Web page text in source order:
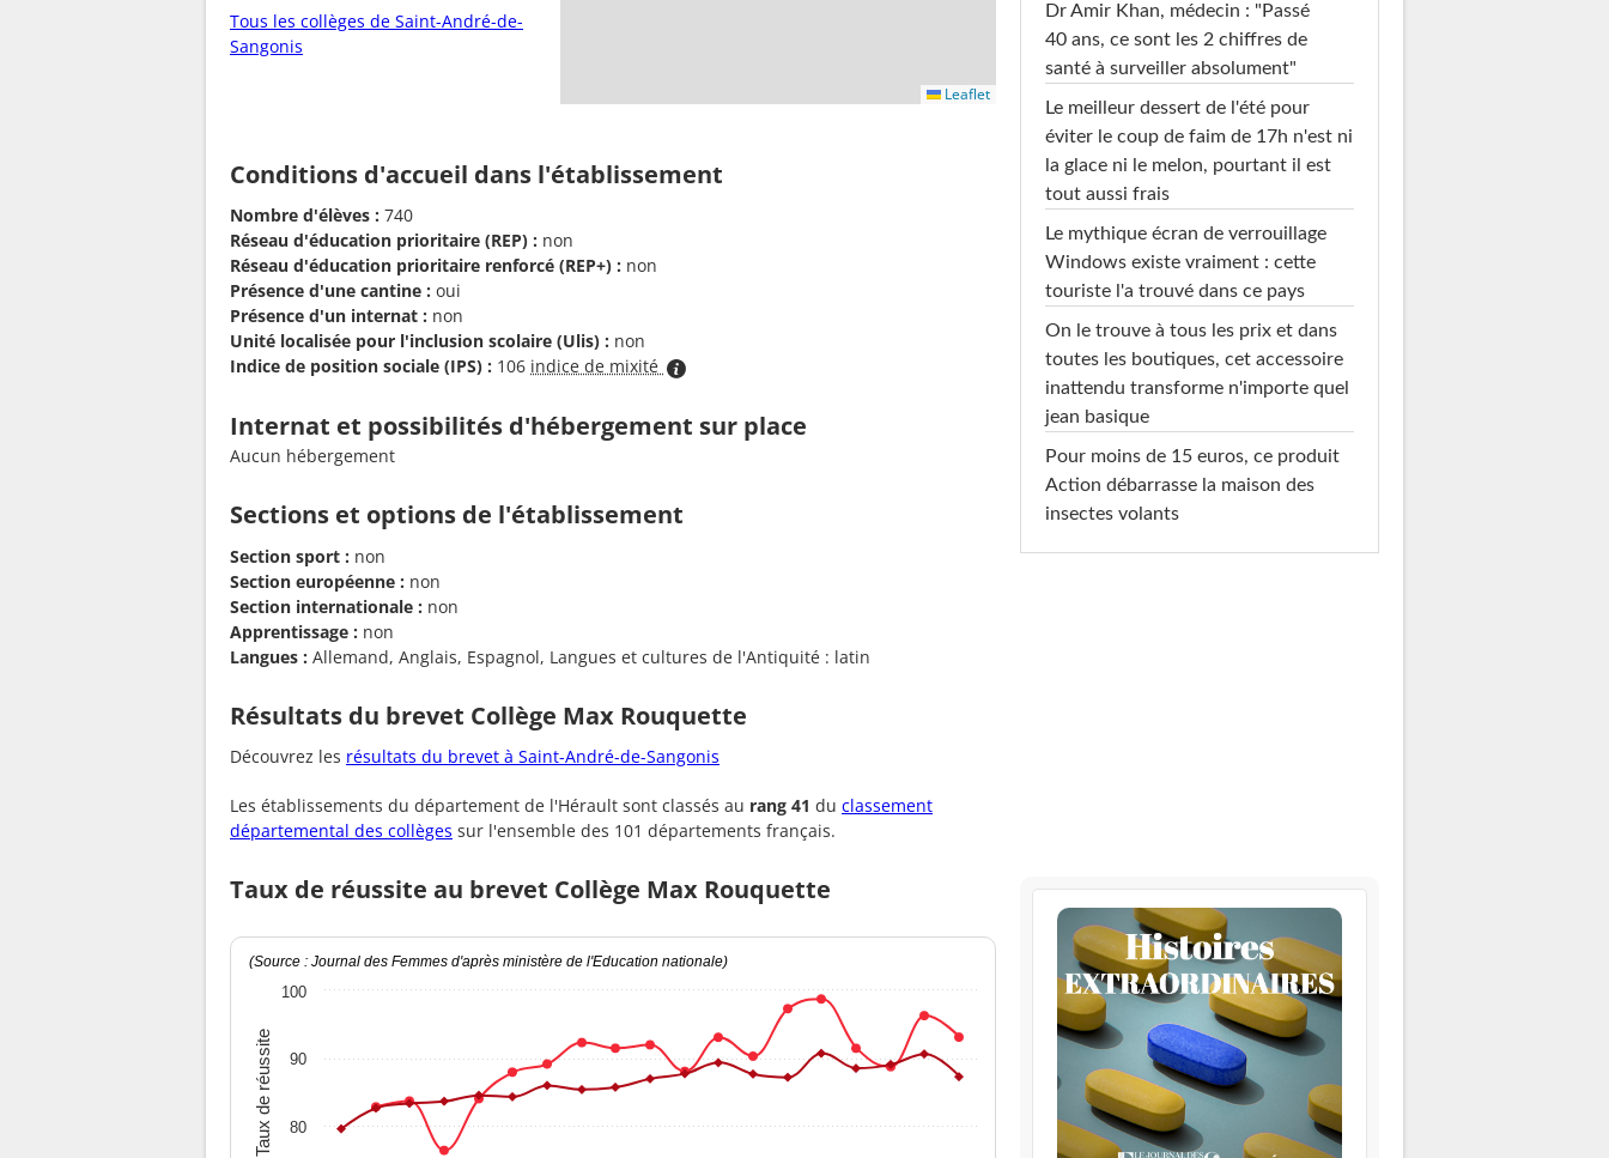
Tous les collèges de Saint-André-de-
Sangonis
Leaflet
Conditions d'accueil dans l'établissement
Nombre d'élèves : 740
Réseau d'éducation prioritaire (REP) : non
Réseau d'éducation prioritaire renforcé (REP+) : non
Présence d'une cantine : oui
Présence d'un internat : non
Unité localisée pour l'inclusion scolaire (Ulis) : non
Indice de position sociale (IPS) : 106 indice de mixité
Internat et possibilités d'hébergement sur place
Aucun hébergement
Sections et options de l'établissement
Section sport : non
Section européenne : non
Section internationale : non
Apprentissage : non
Langues : Allemand, Anglais, Espagnol, Langues et cultures de l'Antiquité : latin
Résultats du brevet Collège Max Rouquette
Découvrez les résultats du brevet à Saint-André-de-Sangonis
Les établissements du département de l'Hérault sont classés au rang 41 du classement
départemental des collèges sur l'ensemble des 101 départements français.
Taux de réussite au brevet Collège Max Rouquette
Taux de réussite
(Source : Journal des Femmes d'après ministère de l'Education nationale)
80
90
100
Dr Amir Khan, médecin : "Passé
40 ans, ce sont les 2 chiffres de
santé à surveiller absolument"
Le meilleur dessert de l'été pour
éviter le coup de faim de 17h n'est ni
la glace ni le melon, pourtant il est
tout aussi frais
Le mythique écran de verrouillage
Windows existe vraiment : cette
touriste l'a trouvé dans ce pays
On le trouve à tous les prix et dans
toutes les boutiques, cet accessoire
inattendu transforme n'importe quel
jean basique
Pour moins de 15 euros, ce produit
Action débarrasse la maison des
insectes volants